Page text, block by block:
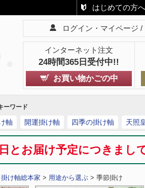
はじめての方へ
ログイン・マイページ
インターネット注文
24時間365日受付中!!
お買い物かごの中
ーワード
軸 開運掛け軸 四季の掛け軸 天照
日とお届け予定につきま
け軸総本家 > 用途から選ぶ > 季節掛け